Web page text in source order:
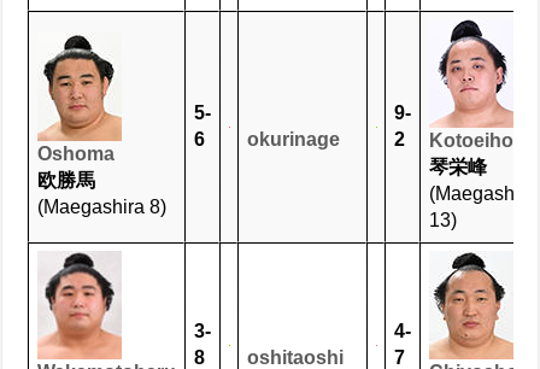
Oshoma
欧勝馬
(Maegashira 8)
5-
6
okurinage
9-
2
Kotoeiho
琴栄峰
(Maegashira
13)
3-
8
oshitaoshi
4-
7